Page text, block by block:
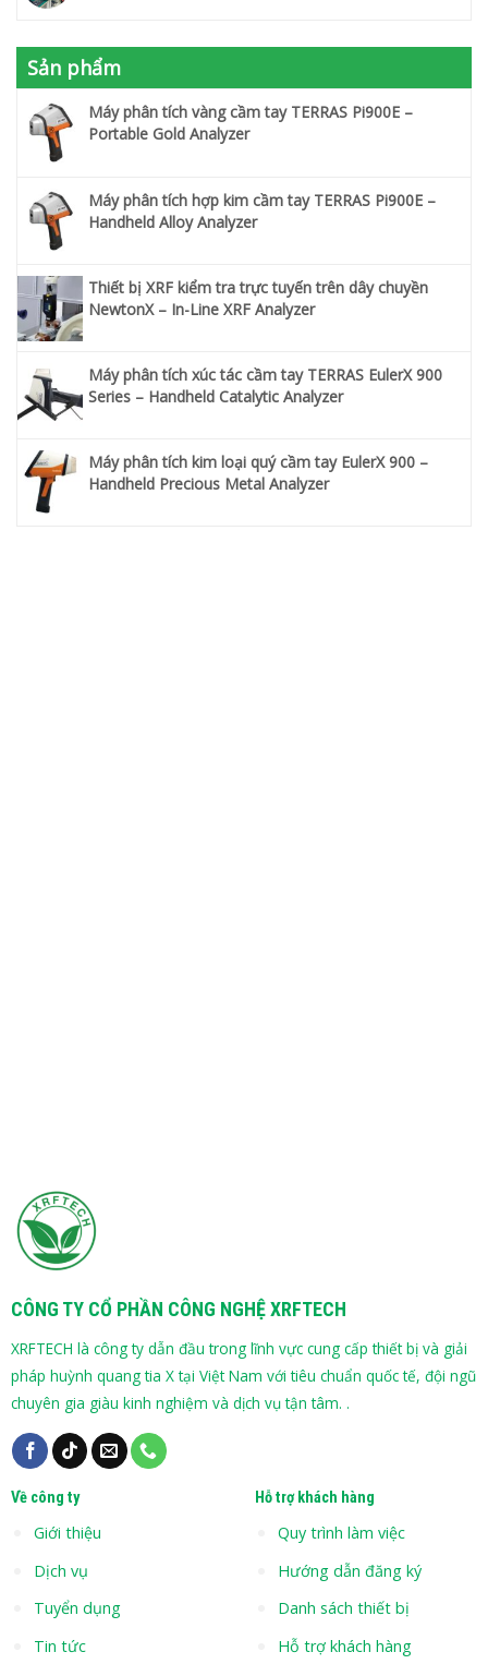
Sản phẩm
Máy phân tích vàng cầm tay TERRAS Pi900E –
Portable Gold Analyzer
Máy phân tích hợp kim cầm tay TERRAS Pi900E –
Handheld Alloy Analyzer
Thiết bị XRF kiểm tra trực tuyến trên dây chuyền
NewtonX – In-Line XRF Analyzer
Máy phân tích xúc tác cầm tay TERRAS EulerX 900
Series – Handheld Catalytic Analyzer
Máy phân tích kim loại quý cầm tay EulerX 900 –
Handheld Precious Metal Analyzer
CÔNG TY CỔ PHẦN CÔNG NGHỆ XRFTECH
XRFTECH là công ty dẫn đầu trong lĩnh vực cung cấp thiết bị và giải
pháp huỳnh quang tia X tại Việt Nam với tiêu chuẩn quốc tế, đội ngũ
chuyên gia giàu kinh nghiệm và dịch vụ tận tâm. .
Về công ty
Giới thiệu
Dịch vụ
Tuyển dụng
Tin tức
Hỗ trợ khách hàng
Quy trình làm việc
Hướng dẫn đăng ký
Danh sách thiết bị
Hỗ trợ khách hàng